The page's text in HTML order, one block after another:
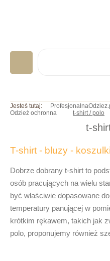
GASTRONOMICZNA
ART. JEDNORAZOWE
NADRUKI/HAFTY
INNE BHP
OKAZJE/PROMOCJE
INFO
Jesteś tutaj:
Odzież ochronna
t-shirt / polo
t-
T-shirt - bluzy -
Dobrze dobrany t-shirt to
osób pracujących na wielu
być właściwie dopasowane
temperatury panującej w
krótkim rękawem, takich jak
polo, proponujemy również